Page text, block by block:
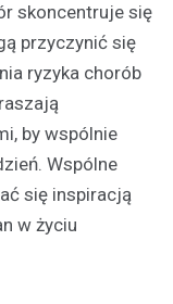
skoncentruje się
przyczynić się
ryzyka chorób
by wspólnie
Wspólne
się inspiracją
w życiu